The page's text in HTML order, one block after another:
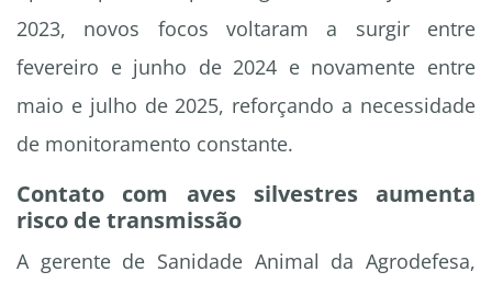
2023, novos focos voltaram a surgir entre
fevereiro e junho de 2024 e novamente entre
maio e julho de 2025, reforçando a necessidade
de monitoramento constante.
Contato com aves silvestres aumenta
risco de transmissão
A gerente de Sanidade Animal da Agrodefesa,